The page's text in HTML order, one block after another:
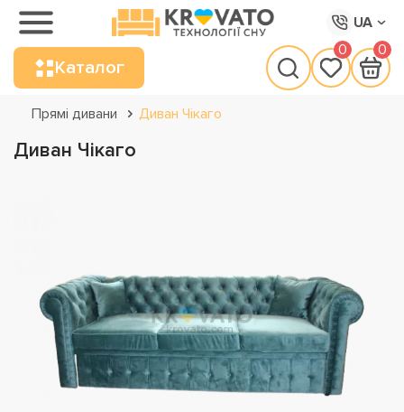
UA
Каталог
0 0
Прямі дивани Диван Чікаго
Диван Чікаго